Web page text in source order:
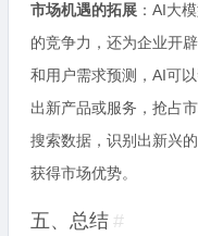
市场机遇的拓展 ：AI大
的竞争力，还为企业开
和用户需求预测，AI可
出新产品或服务，抢占
搜索数据，识别出新兴
获得市场优势。
五、总结 #